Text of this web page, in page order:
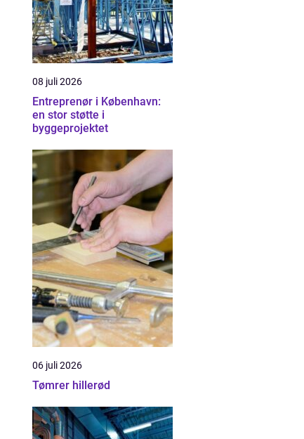
08 juli 2026
Entreprenør i København:
en stor støtte i
byggeprojektet
06 juli 2026
Tømrer hillerød